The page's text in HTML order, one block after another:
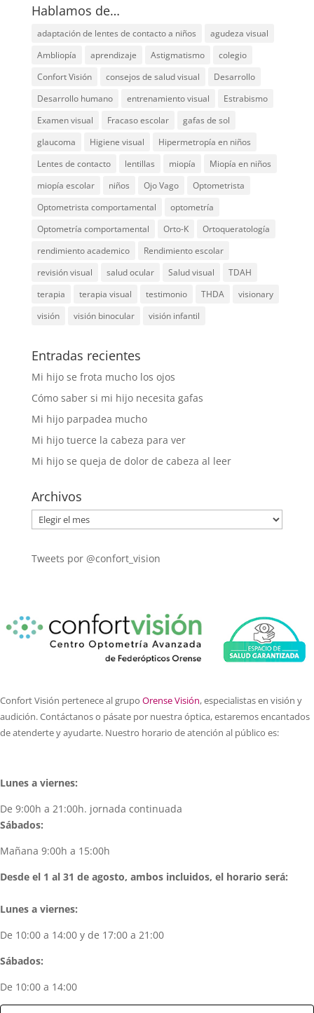
Hablamos de…
adaptación de lentes de contacto a niños
agudeza visual
Ambliopía
aprendizaje Astigmatismo
colegio
Confort Visión
consejos de salud visual
Desarrollo
Desarrollo humano
entrenamiento visual
Estrabismo
Examen visual
Fracaso escolar
gafas de sol
glaucoma
Higiene visual
Hipermetropía en niños
Lentes de contacto
lentillas miopía
Miopía en niños
miopía escolar
niños Ojo Vago
Optometrista
Optometrista comportamental
optometría
Optometría comportamental
Orto-K
Ortoqueratología
rendimiento academico
Rendimiento escolar
revisión visual
salud ocular Salud visual
TDAH
terapia
terapia visual testimonio THDA
visionary
visión
visión binocular visión infantil
Entradas recientes
Mi hijo se frota mucho los ojos
Cómo saber si mi hijo necesita gafas
Mi hijo parpadea mucho
Mi hijo tuerce la cabeza para ver
Mi hijo se queja de dolor de cabeza al leer
Archivos
Archivos
Tweets por @confort_vision
Confort Visión pertenece al grupo Orense Visión, especialistas en visión y
audición. Contáctanos o pásate por nuestra óptica, estaremos encantados
de atenderte y ayudarte. Nuestro horario de atención al público es:
Lunes a viernes:
De 9:00h a 21:00h. jornada continuada
Sábados:
Mañana 9:00h a 15:00h
Desde el 1 al 31 de agosto, ambos incluidos, el horario será:
Lunes a viernes:
De 10:00 a 14:00 y de 17:00 a 21:00
Sábados:
De 10:00 a 14:00